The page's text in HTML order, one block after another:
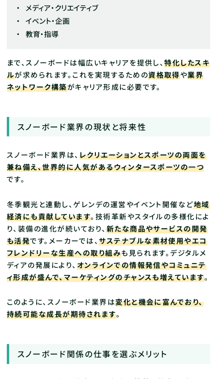
メディア・クリエイティブ
イベント・企画
教育・指導
まで、スノーボードは幅広いキャリアを提供し、特化したスキ
ルが求められます。これを実現するための資格取得や業界
ネットワーク構築がキャリア形成に必要です。
スノーボード業界の現状と将来性
スノーボード業界は、 レクリエーションとスポーツの両面を
兼ね備え、世界的に人気があるウィンタースポーツの一つ
です。
冬季観光と連動し、ゲレンデの運営やイベント開催など地域
経済にも貢献しています。技術革新やスタイルの多様化によ
り、装備の進化が続いており、 新たな商品やサービスの開発
も活発です。メーカーでは、サステナブルな素材使用やエコ
フレンドリーな生産への取り組みも見られます。デジタルメ
ディアの発展により、 オンラインでの情報発信やコミュニテ
ィ形成が盛んで、マーケティングのチャンスも増えています。
このように、スノーボード業界は変化と機会に富んでおり、
持続可能な成長が期待されます。
スノーボード関係の仕事を選ぶメリット